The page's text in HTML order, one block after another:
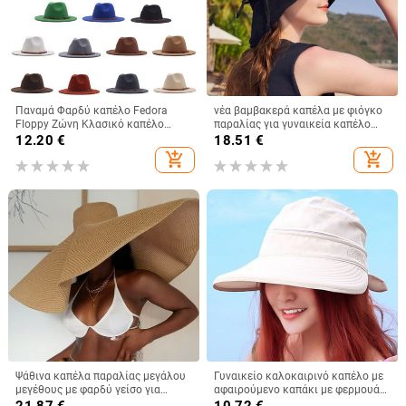
Παναμά Φαρδύ καπέλο Fedora
Floppy Ζώνη Κλασικό καπέλο
μάλλινη πόρπη Γυναικεία καπέλα
12.20 €
add_shopping_cart
νέα βαμβακερά καπέλα με φιόγκο
παραλίας για γυναικεία καπέλο
γυναικείο καπέλο γυναικείο
καπέλο καπέλο καλοκαιρινό
γυναικείο καπέλο Anti-UV Panama
18.51 €
add_shopping_cart
Ψάθινα καπέλα παραλίας μεγάλου
μεγέθους με φαρδύ γείσο για
γυναίκες Με μεγάλη προστασία
Γυναικείο καλοκαιρινό καπέλο με
αφαιρούμενο καπάκι με φερμουάρ
με άδειο επάνω καπέλο Cycilng